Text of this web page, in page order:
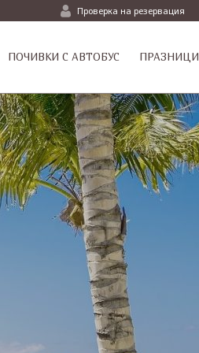
Проверка на резервация
ПОЧИВКИ С АВТОБУС ПРАЗНИЦИ